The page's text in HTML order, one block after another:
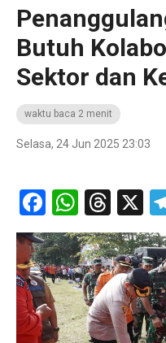
Butuh
Sektor dan
waktu baca 2 menit
Selasa, 24 Jun 2025 23:03
FacebookX